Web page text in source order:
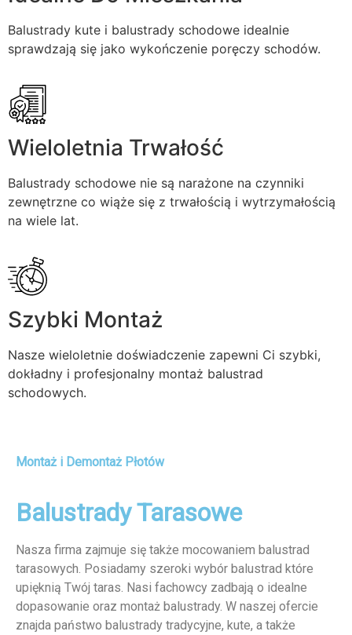
Balustrady kute i balustrady schodowe idealnie
sprawdzają się jako wykończenie poręczy schodów.
Wieloletnia Trwałość
Balustrady schodowe nie są narażone na czynniki
zewnętrzne co wiąże się z trwałością i wytrzymałością
na wiele lat.
Szybki Montaż
Nasze wieloletnie doświadczenie zapewni Ci szybki,
dokładny i profesjonalny montaż balustrad
schodowych.
Montaż i Demontaż Płotów
Balustrady Tarasowe
Nasza firma zajmuje się także mocowaniem balustrad
tarasowych. Posiadamy szeroki wybór balustrad które
upięknią Twój taras. Nasi fachowcy zadbają o idealne
dopasowanie oraz montaż balustrady. W naszej ofercie
znajda państwo balustrady tradycyjne, kute, a także